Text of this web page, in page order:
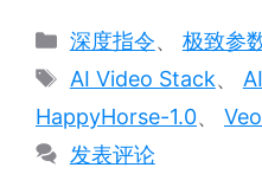
分
类
深度指令、 极致参
标
签
AI Video Stack、
HappyHorse-1.0、
发表评论